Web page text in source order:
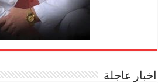
اخبار عاجلة